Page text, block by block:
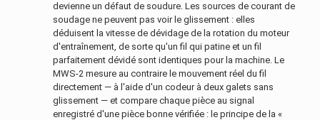
devienne un défaut de soudure. Les sources de courant de
soudage ne peuvent pas voir le glissement : elles
déduisent la vitesse de dévidage de la rotation du moteur
d'entraînement, de sorte qu'un fil qui patine et un fil
parfaitement dévidé sont identiques pour la machine. Le
MWS-2 mesure au contraire le mouvement réel du fil
directement — à l'aide d'un codeur à deux galets sans
glissement — et compare chaque pièce au signal
enregistré d'une pièce bonne vérifiée : le principe de la «